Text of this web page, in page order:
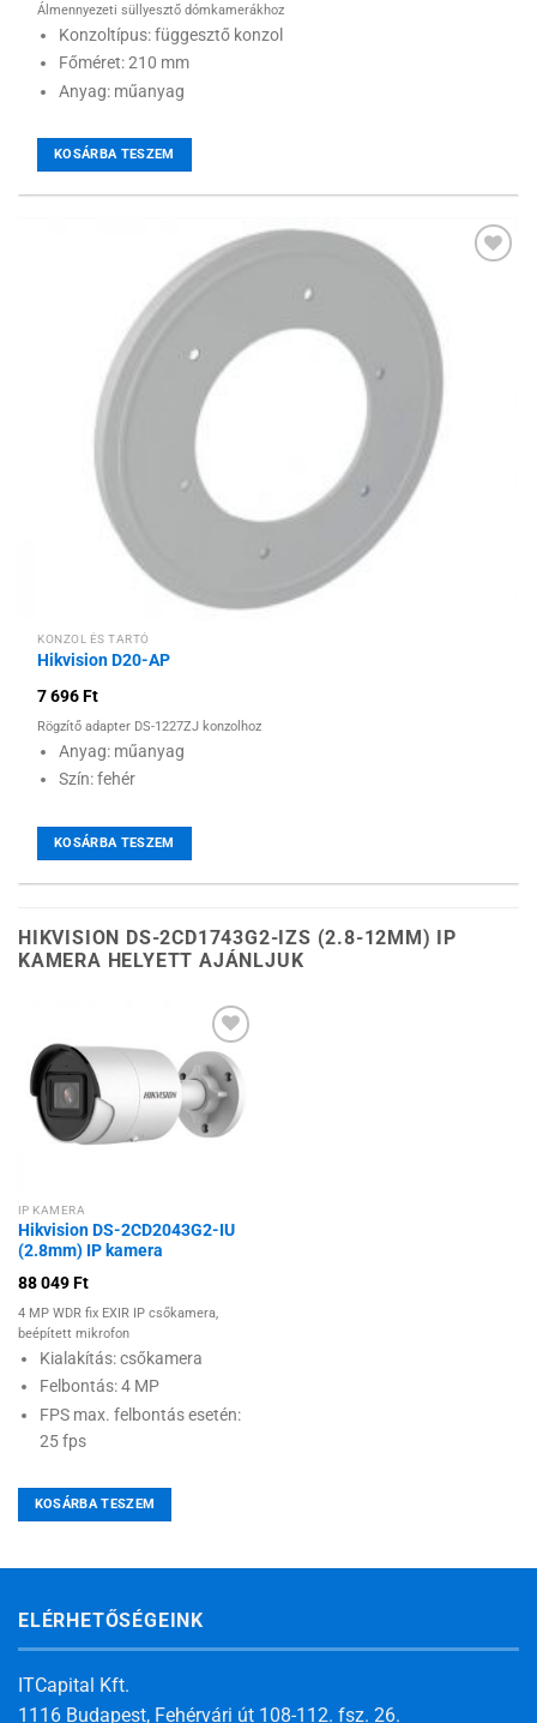
Álmennyezeti süllyesztő dómkamerákhoz
Konzoltípus: függesztő konzol
Főméret: 210 mm
Anyag: műanyag
KOSÁRBA TESZEM
Hozzáadás a
kívánságlistához
KONZOL ÉS TARTÓ
Hikvision D20-AP
7 696Ft
Rögzítő adapter DS-1227ZJ konzolhoz
Anyag: műanyag
Szín: fehér
KOSÁRBA TESZEM
HIKVISION DS-2CD1743G2-IZS (2.8-12MM) IP
KAMERA HELYETT AJÁNLJUK
Hozzáadás a
kívánságlistához
IP KAMERA
Hikvision DS-2CD2043G2-IU
(2.8mm) IP kamera
88 049Ft
4 MP WDR fix EXIR IP csőkamera,
beépített mikrofon
Kialakítás: csőkamera
Felbontás: 4 MP
FPS max. felbontás esetén:
25 fps
KOSÁRBA TESZEM
ELÉRHETŐSÉGEINK
ITCapital Kft.
1116 Budapest, Fehérvári út 108-112. fsz. 26.